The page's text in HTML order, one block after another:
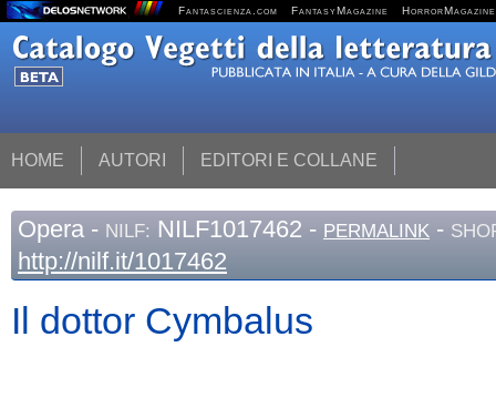
Fantascienza.com FantasyMagazine HorrorMagazine
HOME AUTORI EDITORI E COLLANE
Opera - NILF: NILF1017462 - PERMALINK -
http://nilf.it/1017462
Il dottor Cymbalus